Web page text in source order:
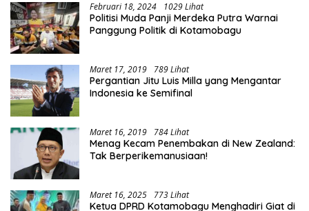
Februari 18, 2024 1029 Lihat
Politisi Muda Panji Merdeka Putra Warnai
Panggung Politik di Kotamobagu
Maret 17, 2019 789 Lihat
Pergantian Jitu Luis Milla yang Mengantar
Indonesia ke Semifinal
Maret 16, 2019 784 Lihat
Menag Kecam Penembakan di New Zealand:
Tak Berperikemanusiaan!
Maret 16, 2025 773 Lihat
Ketua DPRD Kotamobagu Menghadiri Giat di